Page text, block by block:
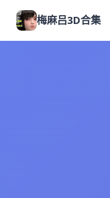
梅麻吕3D合集